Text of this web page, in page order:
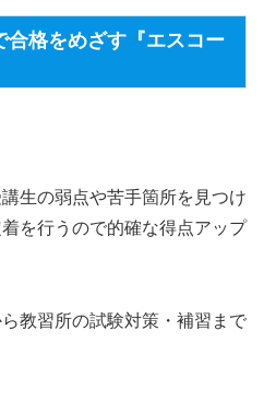
合格をめざす『エスコー
生の弱点や苦手箇所を見つけ
を行うので的確な得点アップ
教習所の試験対策・補習まで